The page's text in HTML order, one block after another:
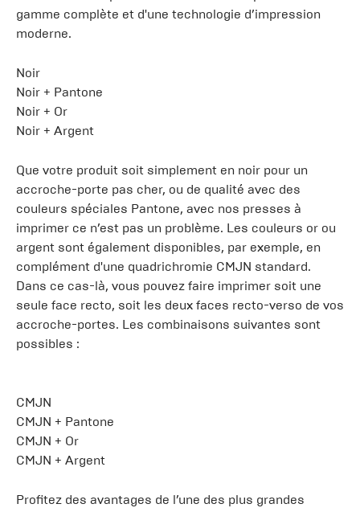
gamme complète et d'une technologie d’impression
moderne.
Noir
Noir + Pantone
Noir + Or
Noir + Argent
Que votre produit soit simplement en noir pour un
accroche-porte pas cher, ou de qualité avec des
couleurs spéciales Pantone, avec nos presses à
imprimer ce n’est pas un problème. Les couleurs or ou
argent sont également disponibles, par exemple, en
complément d'une quadrichromie CMJN standard.
Dans ce cas-là, vous pouvez faire imprimer soit une
seule face recto, soit les deux faces recto-verso de vos
accroche-portes. Les combinaisons suivantes sont
possibles :
CMJN
CMJN + Pantone
CMJN + Or
CMJN + Argent
Profitez des avantages de l’une des plus grandes